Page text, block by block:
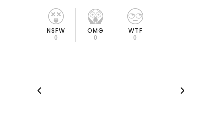
NSFW
0
OMG
0
WTF
0